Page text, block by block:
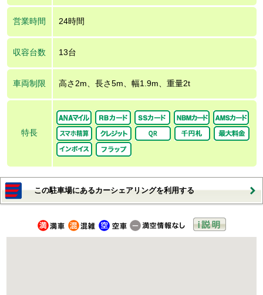
営業時間 24時間
収容台数 13台
車両制限 高さ2m、長さ5m、幅1.9m、重量2t
特長
この駐車場にあるカーシェアリングを利用する